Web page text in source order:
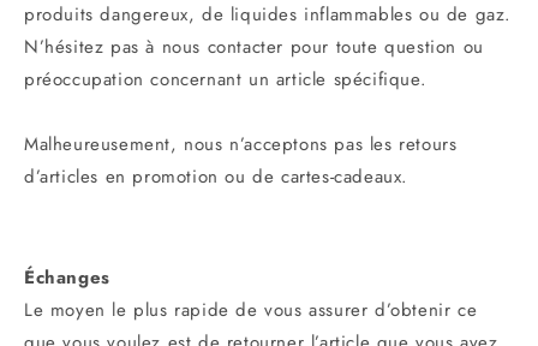
produits dangereux, de liquides inflammables ou de gaz.
N’hésitez pas à nous contacter pour toute question ou
préoccupation concernant un article spécifique.
Malheureusement, nous n’acceptons pas les retours
d’articles en promotion ou de cartes-cadeaux.
Échanges
Le moyen le plus rapide de vous assurer d’obtenir ce